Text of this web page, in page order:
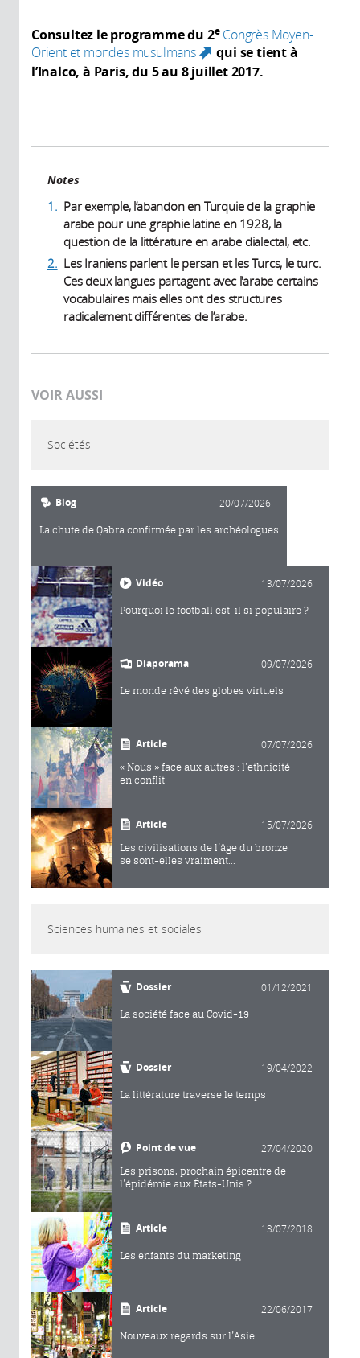
Consultez le programme du 2e Congrès Moyen-
Orient et mondes musulmans
(link is external)
qui se tient à
l’Inalco, à Paris, du 5 au 8 juillet 2017.
Notes
1. Par exemple, l’abandon en Turquie de la graphie
arabe pour une graphie latine en 1928, la
question de la littérature en arabe dialectal, etc.
2. Les Iraniens parlent le persan et les Turcs, le turc.
Ces deux langues partagent avec l'arabe certains
vocabulaires mais elles ont des structures
radicalement différentes de l’arabe.
VOIR AUSSI
Sociétés
Blog 20/07/2026
La chute de Qabra confirmée par les archéologues
Vidéo 13/07/2026
Pourquoi le football est-il si populaire ?
Diaporama 09/07/2026
Le monde rêvé des globes virtuels
Article 07/07/2026
« Nous » face aux autres : l’ethnicité
en conflit
Article 15/07/2026
Les civilisations de l’âge du bronze
se sont-elles vraiment...
Sciences humaines et sociales
Dossier 01/12/2021
La société face au Covid-19
Dossier 19/04/2022
La littérature traverse le temps
Point de vue 27/04/2020
Les prisons, prochain épicentre de
l’épidémie aux États-Unis ?
Article 13/07/2018
Les enfants du marketing
Article 22/06/2017
Nouveaux regards sur l’Asie